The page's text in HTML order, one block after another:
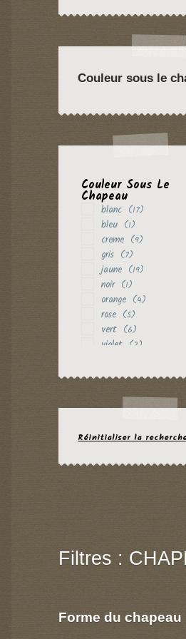
violet (3)
Couleur sous le
Couleur Sous Le
Chapeau
blanc (17)
bleu (1)
creme (9)
gris (7)
jaune (19)
noir (1)
orange (4)
rose (5)
vert (6)
violet (2)
Réinitialiser la
Filtres :
Forme du chapeau